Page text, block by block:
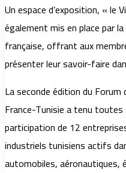
Un espace d’exposition, « le
également mis en place par
française, offrant aux
présenter leur savoir-faire
La seconde édition du
France-Tunisie a tenu
participation de 12
industriels tunisiens actifs
automobiles, aéronautiques,